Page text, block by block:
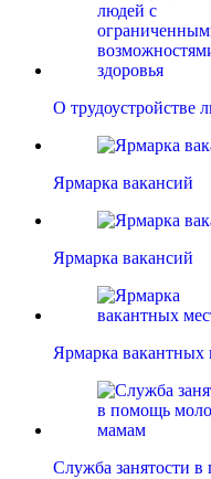
О
Ярмарка вакансий
Ярмарка вакансий
Ярмарка вакантных
Служба занятости